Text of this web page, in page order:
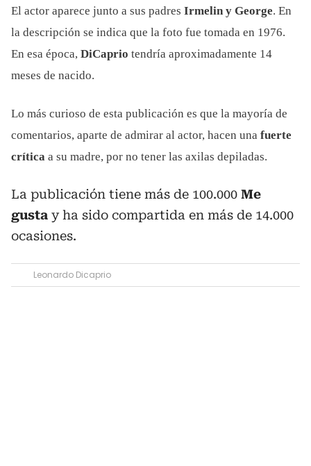
El actor aparece junto a sus padres Irmelin y George. En
la descripción se indica que la foto fue tomada en 1976.
En esa época, DiCaprio tendría aproximadamente 14
meses de nacido.
Lo más curioso de esta publicación es que la mayoría de
comentarios, aparte de admirar al actor, hacen una fuerte
crítica a su madre, por no tener las axilas depiladas.
La publicación tiene más de 100.000 Me
gusta y ha sido compartida en más de 14.000
ocasiones.
Leonardo Dicaprio